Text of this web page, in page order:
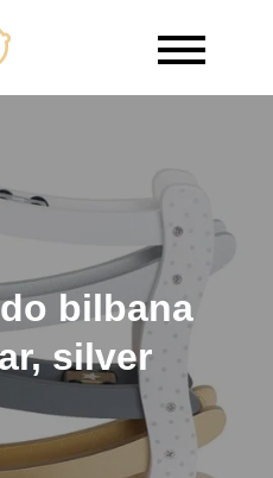
Babybom
Allt kring barn
bilbana
silver